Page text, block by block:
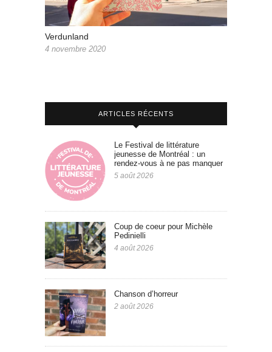
Verdunland
4 novembre 2020
ARTICLES RÉCENTS
Le Festival de littérature
jeunesse de Montréal : un
rendez-vous à ne pas manquer
5 août 2026
Coup de coeur pour Michèle
Pedinielli
4 août 2026
Chanson d’horreur
2 août 2026